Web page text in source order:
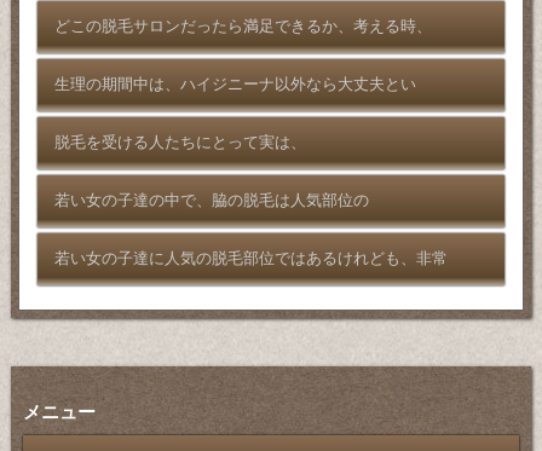
どこの脱毛サロンだったら満足できるか、考える時、
生理の期間中は、ハイジニーナ以外なら大丈夫とい
脱毛を受ける人たちにとって実は、
若い女の子達の中で、脇の脱毛は人気部位の
若い女の子達に人気の脱毛部位ではあるけれども、非常
メニュー